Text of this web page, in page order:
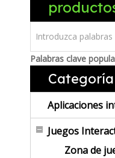
Palabras clave
Aplicaciones
Juegos
Zona de